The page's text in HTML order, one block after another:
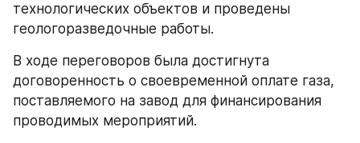
технологических объектов и проведены
геологоразведочные работы.
В ходе переговоров была достигнута
договоренность о своевременной оплате газа,
поставляемого на завод для финансирования
проводимых мероприятий.